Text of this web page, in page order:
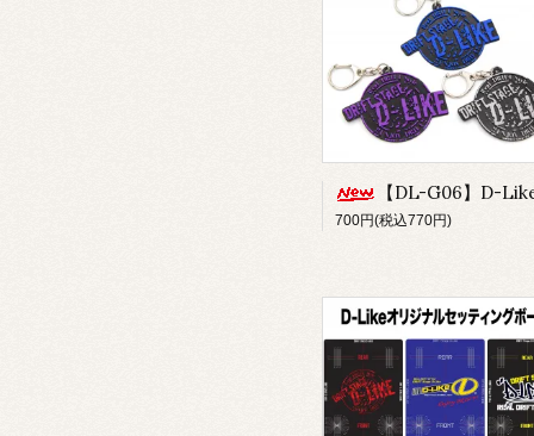
【DL-G06】D-Likeキーホルダー type.B-
700円(税込770円)